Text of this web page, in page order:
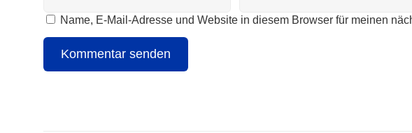
Name, E-Mail-Adresse und Website in diesem Browser für meinen